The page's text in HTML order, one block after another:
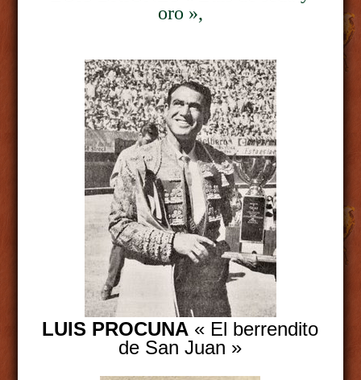
oro »,
LUIS PROCUNA « El berrendito
de San Juan »